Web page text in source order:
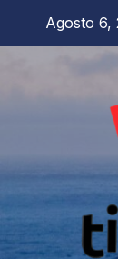
Agosto 6,